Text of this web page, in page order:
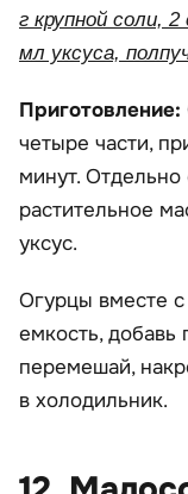
г крупной соли,
мл уксуса,
Приготовление:
четыре части,
минут.
растительное
уксус.
Огурцы вместе
емкость, добавь
перемешай,
в холодильник.